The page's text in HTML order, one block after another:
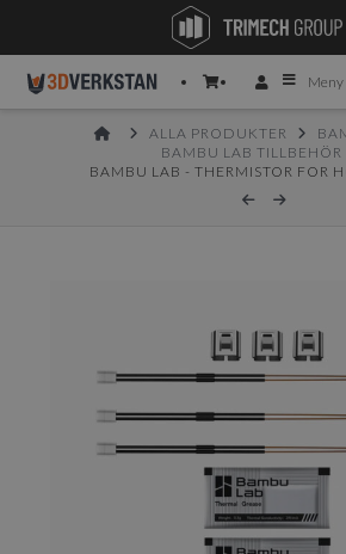
Meny
HOMEALLA PRODUKTER
BAMBU LAB TILLBEHÖR
BAMBU LAB - THERMISTOR FOR